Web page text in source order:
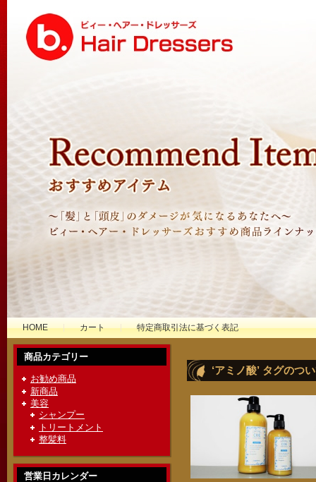
HOME カート 特定商取引法に基づく表記
商品カテゴリー
お勧め商品
新商品
美容
シャンプー
トリートメント
整髪料
営業日カレンダー
‘アミノ酸’ タグのつ